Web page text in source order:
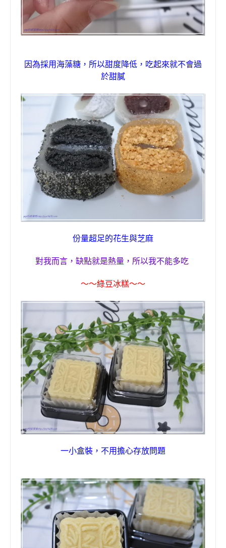
因為採用海藻糖，所以甜度降低，吃起來就不會過
於甜膩
份量超足的花生與芝麻
對我而言 ， 缺點就是熱量 ， 所以我不能多吃
〜〜綠豆冰糕〜〜
一小盒裝，不用擔心存放問題